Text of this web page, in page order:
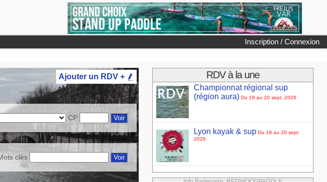
Inscription / Connexion
Ajouter un RDV +
CP
clés
RDV à la une
Championnat régional sup
(région aura) Du 19 au 20 sept. 2026
Lyon kayak & sup Du 19 au 20 sept.
2026